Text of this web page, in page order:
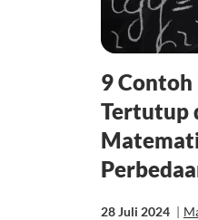
9
Tertutup
28 Juli 2024 |